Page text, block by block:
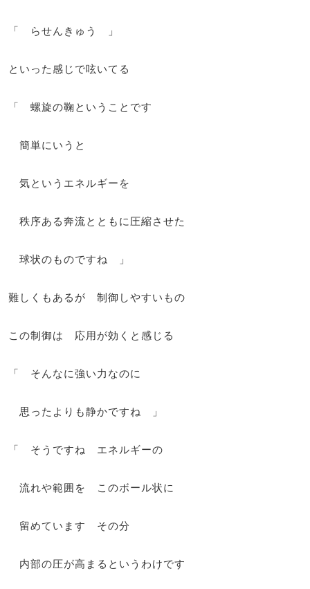
「 らせんきゅう 」
といった感じで呟いてる
「 螺旋の鞠ということです
簡単にいうと
気というエネルギーを
秩序ある奔流とともに圧縮させた
球状のものですね 」
難しくもあるが 制御しやすいもの
この制御は 応用が効くと感じる
「 そんなに強い力なのに
思ったよりも静かですね 」
「 そうですね エネルギーの
流れや範囲を このボール状に
留めています その分
内部の圧が高まるというわけです